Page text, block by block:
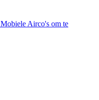
Mobiele Airco's om te